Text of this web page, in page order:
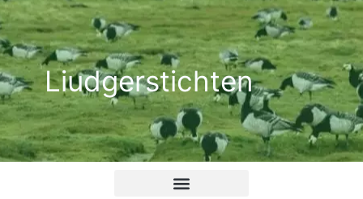
Ga
naar
de
inhoudLiudgerstichten